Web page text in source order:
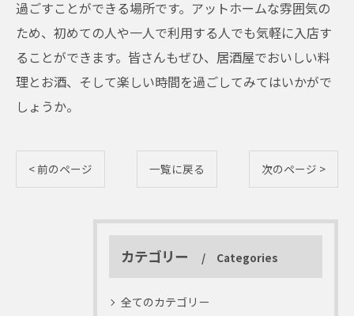
過ごすことができる場所です。アットホームな雰囲気の
ため、初めての人や一人で利用する人でも気軽に入店す
ることができます。皆さんもぜひ、居酒屋でおいしい料
理とお酒、そして楽しい時間を過ごしてみてはいかがで
しょうか。
< 前のページ 一覧に戻る 次のページ >
カテゴリー Categories
全てのカテゴリー